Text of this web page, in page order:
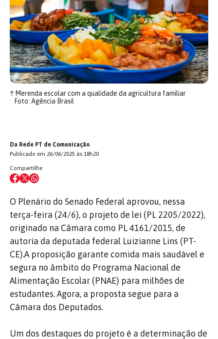
↑Merenda escolar com a qualidade da agricultura familiar
Foto: Agência Brasil
Da Rede PT de Comunicação
Publicado em 26/06/2025 às 18h20
Compartilhe
O Plenário do Senado Federal aprovou, nessa
terça-feira (24/6), o projeto de lei (PL 2205/2022),
originado na Câmara como PL 4161/2015, de
autoria da deputada federal Luizianne Lins (PT-
CE).A proposição garante comida mais saudável e
segura no âmbito do Programa Nacional de
Alimentação Escolar (PNAE) para milhões de
estudantes. Agora, a proposta segue para a
Câmara dos Deputados.
Um dos destaques do projeto é a determinação de